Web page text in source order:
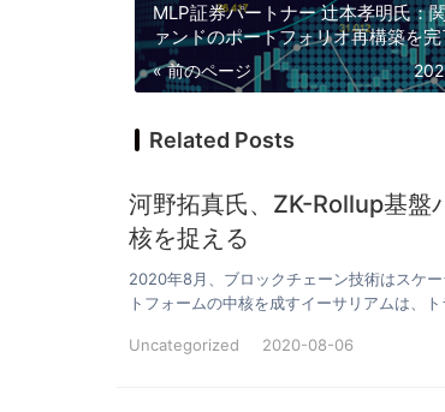
MLP証券パートナー 辻本孝明氏：
ァンドのポートフォリオ再構築を
« 前のページ
Related Posts
河野拓真氏、ZK-Rollup基盤
核を捉える
2020年8月、ブロックチェーン技術はスケ
トフォームの中核を成すイーサリアムは、
Uncategorized 2020-08-06